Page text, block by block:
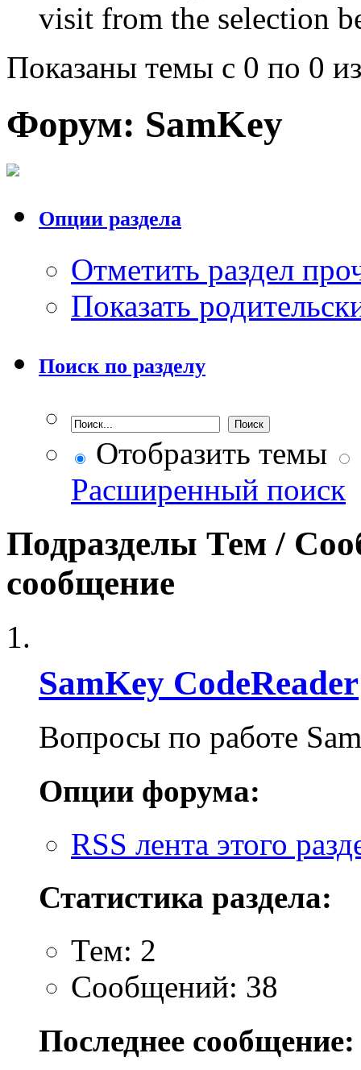
visit from the selection
Показаны темы с 0 по 0
Форум: SamKey
Опции раздела
Отметить раздел
Показать
Поиск по разделу
Отобразить темы
Расширенный поиск
Подразделы Тем /
сообщение
SamKey CodeReader
Вопросы по работе
Опции форума:
RSS лента этого
Статистика раздела:
Тем: 2
Сообщений: 38
Последнее сообщение: